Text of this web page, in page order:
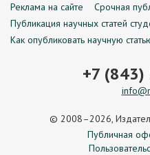
Реклама на сайте
Срочная
Публикация научных статей
Как опубликовать научную
+7
© 2008–2026,
Публичная